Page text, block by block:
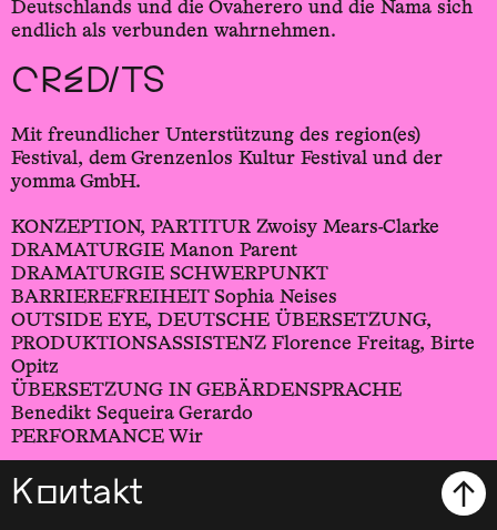
Deutschlands und die Ovaherero und die Nama sich
endlich als verbunden wahrnehmen.
CREDITS
Mit freundlicher Unterstützung des region(es)
Festival, dem Grenzenlos Kultur Festival und der
yomma GmbH.
KONZEPTION, PARTITUR Zwoisy Mears-Clarke
DRAMATURGIE Manon Parent
DRAMATURGIE SCHWERPUNKT
BARRIEREFREIHEIT Sophia Neises
OUTSIDE EYE, DEUTSCHE ÜBERSETZUNG,
PRODUKTIONSASSISTENZ Florence Freitag, Birte
Opitz
ÜBERSETZUNG IN GEBÄRDENSPRACHE
Benedikt Sequeira Gerardo
PERFORMANCE Wir
Kontakt